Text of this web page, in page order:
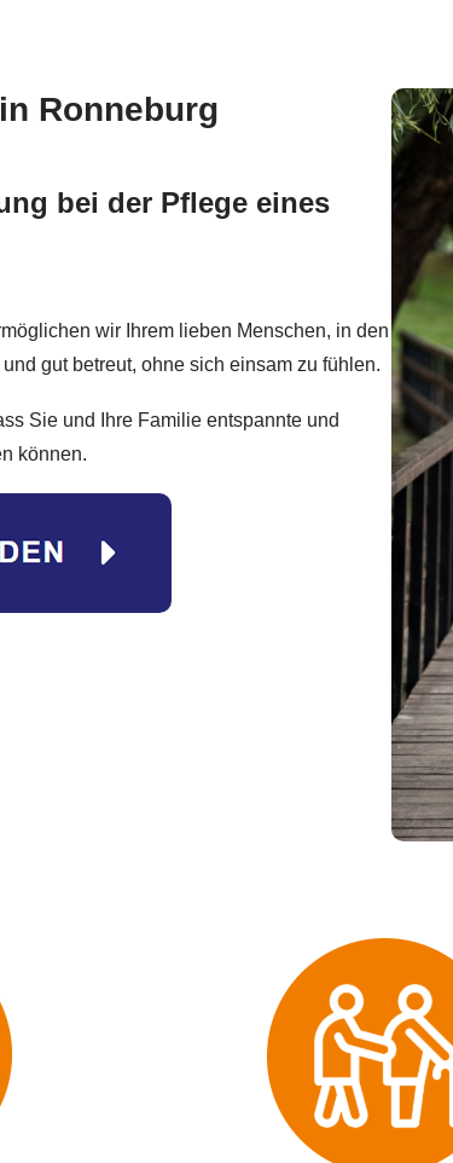
Ronneburg
bei der Pflege eines
wir Ihrem lieben Menschen, in den
gut betreut, ohne sich einsam zu fühlen.
Sie und Ihre Familie entspannte und
können.